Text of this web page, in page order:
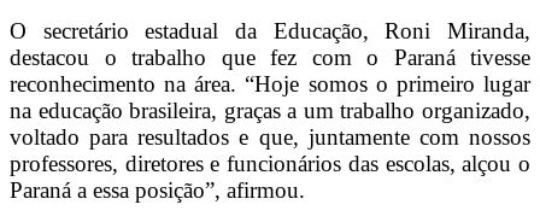
O secretário estadual da Educação, Roni Miranda,
destacou o trabalho que fez com o Paraná tivesse
reconhecimento na área. “Hoje somos o primeiro lugar
na educação brasileira, graças a um trabalho organizado,
voltado para resultados e que, juntamente com nossos
professores, diretores e funcionários das escolas, alçou o
Paraná a essa posição”, afirmou.